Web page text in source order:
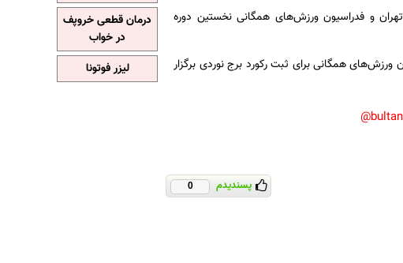
و فدراسیون ورزش‌های همگانی نخستین دوره
از ساعت ۸ با حضور داوران فدراسیون ورزش‌های همگانی برای ثبت رکورد برج نوردی برگزار
پسندیدم 0
درمان قطعی خروپف
در خواب
لیزر فوتونا